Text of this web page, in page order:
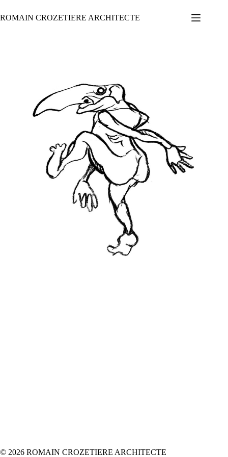
au
contenu
ROMAIN CROZETIERE ARCHITECTE
© 2026 ROMAIN CROZETIERE ARCHITECTE